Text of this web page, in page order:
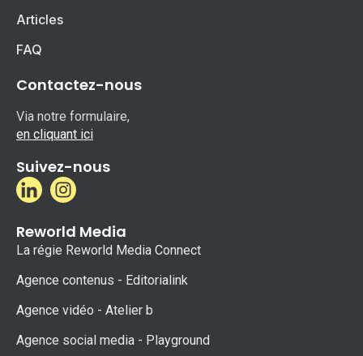
Articles
FAQ
Contactez-nous
Via notre formulaire,
en cliquant ici
Suivez-nous
Reworld Media
La régie Reworld Media Connect
Agence contenus - Editorialink
Agence vidéo - Atelier b
Agence social media - Playground